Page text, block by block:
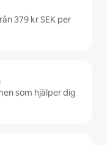
379 kr SEK per
som hjälper dig